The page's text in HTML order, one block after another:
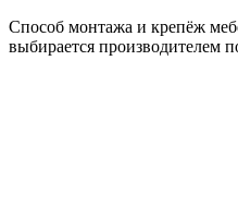
Способ монтажа и крепёж
выбирается производителем